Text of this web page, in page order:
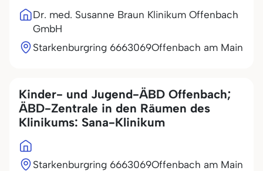
Dr. med. Susanne Braun Klinikum Offenbach
GmbH
Starkenburgring 6663069Offenbach am Main
Kinder- und Jugend-ÄBD Offenbach;
ÄBD-Zentrale in den Räumen des
Klinikums: Sana-Klinikum
Starkenburgring 6663069Offenbach am Main